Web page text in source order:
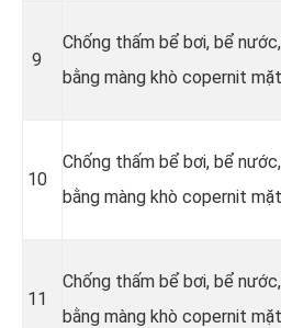
9
Chống thấm bể bơi, bể
bằng màng khò copernit
10
Chống thấm bể bơi, bể
bằng màng khò copernit
11
Chống thấm bể bơi, bể
bằng màng khò copernit